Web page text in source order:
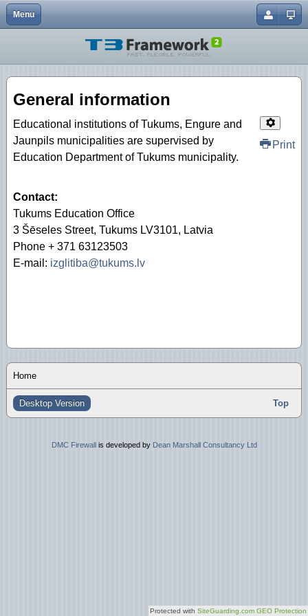
Menu Close
Pakalpojumi
Atbalsts privātajām pirmsskolas izglītības
Neformālās izglītības programmu saskaņošana
Pedagogu profesionālas kompetences
Nometņu līdzfinansēšana
Tukuma novada pašvaldības stipendijas
Transporta izdevumu kompensēšana
Atbalsta pasākumu sniegšana ārpus izglītības
General information
Print
Educational institutions of Tukums, Engure and
Jaunpils municipalities are supervised by
Education Department of Tukums municipality.
Contact:
Tukums Education Office
3 Šēseles Street, Tukums LV3101, Latvia
Phone + 371 63123503
E-mail: izglitiba@tukums.lv
Home
Desktop Version Top
Protected with SiteGuarding.com GEO Protection
DMC Firewallis developed by Dean Marshall Consultancy Ltd